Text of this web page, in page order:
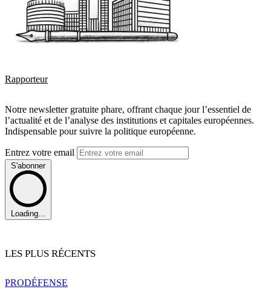
Rapporteur
Notre newsletter gratuite phare, offrant chaque jour l’essentiel de
l’actualité et de l’analyse des institutions et capitales européennes.
Indispensable pour suivre la politique européenne.
Entrez votre email
S'abonner
Loading...
LES PLUS RÉCENTS
PRODÉFENSE